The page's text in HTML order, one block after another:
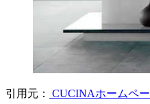
引用元： CUCINAホームペ